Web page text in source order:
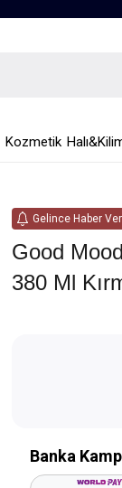
Kozmetik
Gelince Haber Ver
Good
380 Ml
Banka